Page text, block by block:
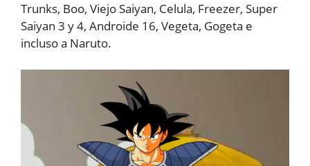
Trunks, Boo, Viejo Saiyan, Celula, Freezer, Super
Saiyan 3 y 4, Androide 16, Vegeta, Gogeta e
incluso a Naruto.